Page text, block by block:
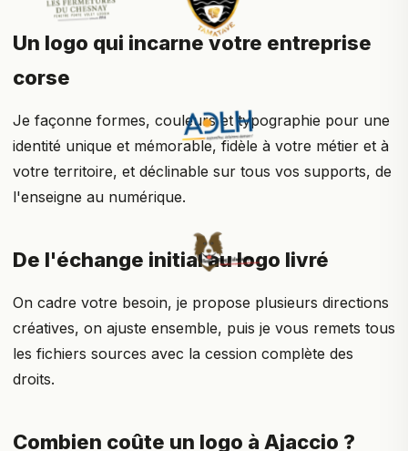
Un logo qui incarne votre entreprise
corse
Je façonne formes, couleurs et typographie pour une
identité unique et mémorable, fidèle à votre métier et à
votre territoire, et déclinable sur tous vos supports, de
l'enseigne au numérique.
De l'échange initial au logo livré
On cadre votre besoin, je propose plusieurs directions
créatives, on ajuste ensemble, puis je vous remets tous
les fichiers sources avec la cession complète des
droits.
Combien coûte un logo à Ajaccio ?